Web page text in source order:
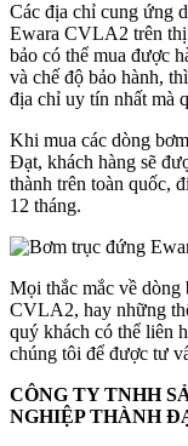
Các địa chỉ cung ứng
Ewara CVLA2 trên thị
bảo có thể mua được
và chế độ bảo hành,
địa chỉ uy tín nhất mà
Khi mua các dòng
Đạt, khách hàng sẽ
thành trên toàn quốc,
12 tháng.
Mọi thắc mắc về dòng
CVLA2, hay những
quý khách có thể liên
chúng tôi để được tư
CÔNG TY TNHH
NGHIỆP THÀNH